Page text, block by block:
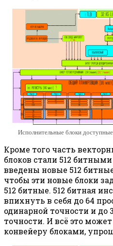
Исполнительные блоки
Кроме того часть
блоков стали 512
введены новые 512
чтобы эти новые блоки
512 битные. 512 битная
впихнуть в себя до 64
одинарной точности и до
точности. И всё это
конвейеру блоками,